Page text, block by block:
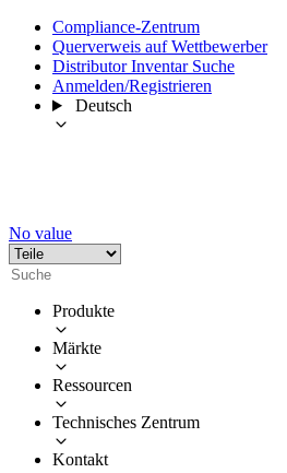
Compliance-Zentrum
Querverweis auf Wettbewerber
Distributor Inventar Suche
Anmelden/Registrieren
Deutsch
No value
Produkte
Märkte
Ressourcen
Technisches Zentrum
Kontakt